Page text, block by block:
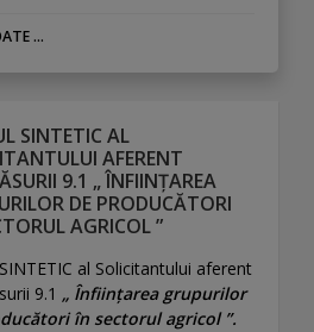
...
SINTETIC AL
AFERENT
9.1 „ ÎNFIINȚAREA
DE PRODUCĂTORI
AGRICOL ”
al Solicitantului aferent
9.1 „ Înființarea grupurilor
în sectorul agricol ”.